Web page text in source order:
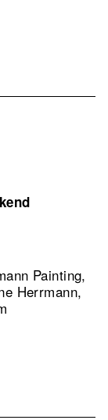
Painting,
Herrmann,